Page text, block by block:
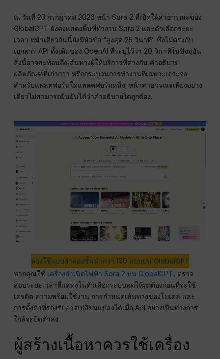
ณ วันที่ 23 กรกฎาคม 2026 หน้า Sora 2 ที่เปิดให้สาธารณะของ
GlobalGPT ยังคงแสดงพื้นที่ทำงาน Sora 2 และตัวเลือกระยะ
เวลา หน้าเดียวกันนี้ยังมีหัวข้อ “สูงสุด 25 วินาที” ซึ่งไม่ตรงกับ
เอกสาร API ดั้งเดิมของ OpenAI ที่ระบุไว้ว่า 20 วินาทีในปัจจุบัน
สิ่งนี้อาจสะท้อนถึงเส้นทางผู้ให้บริการที่ต่างกัน คำอธิบาย
ผลิตภัณฑ์ที่เก่ากว่า หรือกระบวนการทำงานที่เฉพาะเจาะจง
สำหรับแพลตฟอร์มใดแพลตฟอร์มหนึ่ง; หน้าสาธารณะเพียงอย่าง
เดียวไม่สามารถยืนยันได้ว่าคำอธิบายใดถูกต้อง.
ลองใช้แบบจำลองชั้นนำกว่า 100 แบบบน GlobalGPT
หากคุณใช้ เครื่องกำเนิดไฟฟ้า Sora 2 บน GlobalGPT , ตรวจ
สอบระยะเวลาที่แสดงในตัวเลือกระบบสดให้ถูกต้องก่อนที่จะใช้
เครดิต ความพร้อมใช้งาน การกำหนดเส้นทางของโมเดล และ
การตั้งค่าที่รองรับอาจเปลี่ยนแปลงได้เมื่อ API อย่างเป็นทางการ
ใกล้จะปิดตัวลง.
ผู้สร้างเนื้อหาควรใช้เครื่อง